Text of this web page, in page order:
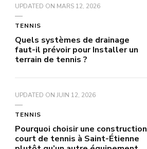
UPDATED ON MARS 12, 2026
TENNIS
Quels systèmes de drainage
faut-il prévoir pour Installer un
terrain de tennis ?
UPDATED ON JUIN 12, 2026
TENNIS
Pourquoi choisir une construction
court de tennis à Saint-Étienne